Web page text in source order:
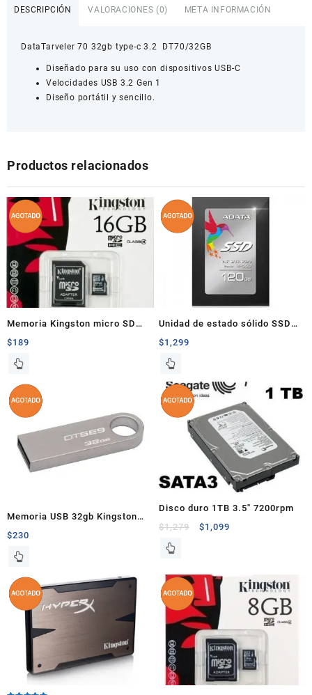
Tipo
DESCRIPCIÓN VALORACIONES (0) META INFORMACIÓN
DataTarveler 70 32gb type-c 3.2 DT70/32GB
Diseñado para su uso con dispositivos USB-C
Velocidades USB 3.2 Gen 1
Diseño portátil y sencillo.
Productos relacionados
Memoria Kingston micro SD
16gb
$189
Unidad de estado sólido SSD
120GB Adata SP550
$1,299
Memoria USB 32gb Kingston
2.0 DTSE9 aluminio
$230
Disco duro 1TB 3.5″ 7200rpm
$1,279 $1,099